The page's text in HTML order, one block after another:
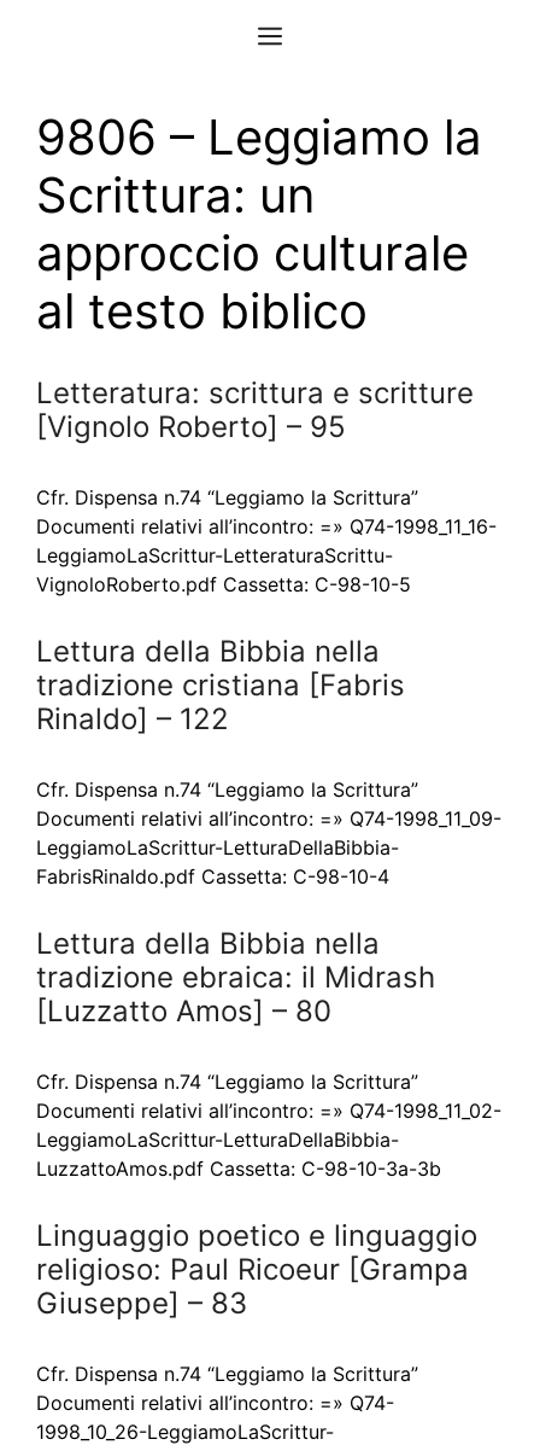
Menu
9806 – Leggiamo la
Scrittura: un
approccio culturale
al testo biblico
Letteratura: scrittura e scritture
[Vignolo Roberto] – 95
Cfr. Dispensa n.74 “Leggiamo la Scrittura”
Documenti relativi all’incontro: =» Q74-1998_11_16-
LeggiamoLaScrittur-LetteraturaScrittu-
VignoloRoberto.pdf Cassetta: C-98-10-5
Lettura della Bibbia nella
tradizione cristiana [Fabris
Rinaldo] – 122
Cfr. Dispensa n.74 “Leggiamo la Scrittura”
Documenti relativi all’incontro: =» Q74-1998_11_09-
LeggiamoLaScrittur-LetturaDellaBibbia-
FabrisRinaldo.pdf Cassetta: C-98-10-4
Lettura della Bibbia nella
tradizione ebraica: il Midrash
[Luzzatto Amos] – 80
Cfr. Dispensa n.74 “Leggiamo la Scrittura”
Documenti relativi all’incontro: =» Q74-1998_11_02-
LeggiamoLaScrittur-LetturaDellaBibbia-
LuzzattoAmos.pdf Cassetta: C-98-10-3a-3b
Linguaggio poetico e linguaggio
religioso: Paul Ricoeur [Grampa
Giuseppe] – 83
Cfr. Dispensa n.74 “Leggiamo la Scrittura”
Documenti relativi all’incontro: =» Q74-
1998_10_26-LeggiamoLaScrittur-